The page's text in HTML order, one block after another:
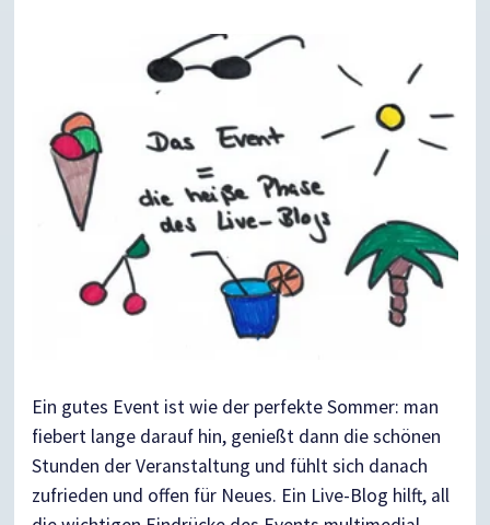
Ein gutes Event ist wie der perfekte Sommer: man
fiebert lange darauf hin, genießt dann die schönen
Stunden der Veranstaltung und fühlt sich danach
zufrieden und offen für Neues. Ein Live-Blog hilft, all